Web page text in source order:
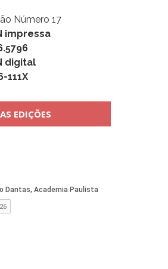
Número 17
impressa
digital
111X
EDIÇÕES